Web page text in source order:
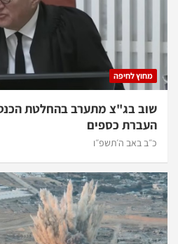
מחוץ לחיפה
שוב בג"צ מתערב בהחלטת
העברת כספים
כ״ב באב ה׳תשפ״ו